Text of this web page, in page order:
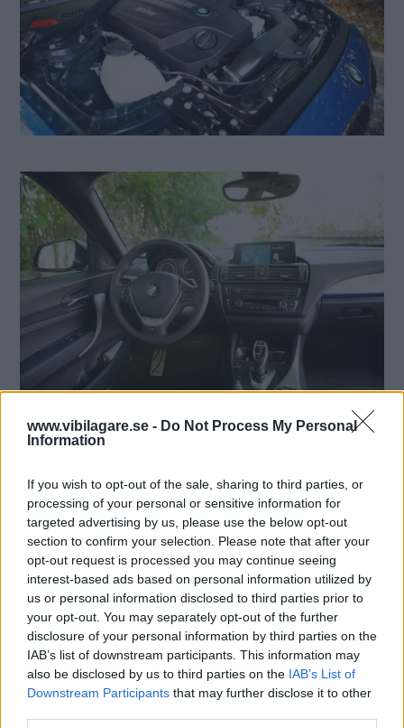
www.vibilagare.se - Do Not Process My Personal
Information
If you wish to opt-out of the sale, sharing to third parties, or
processing of your personal or sensitive information for
targeted advertising by us, please use the below opt-out
section to confirm your selection. Please note that after your
opt-out request is processed you may continue seeing
interest-based ads based on personal information utilized by
us or personal information disclosed to third parties prior to
your opt-out. You may separately opt-out of the further
disclosure of your personal information by third parties on the
IAB’s list of downstream participants. This information may
also be disclosed by us to third parties on the IAB’s List of
Downstream Participants that may further disclose it to other